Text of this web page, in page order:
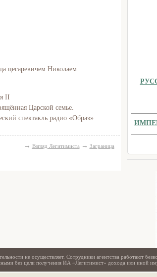
цесаревичем Николаем
II
Царской семье.
спектакль радио «Образ»
→ Взгляд Легитимиста → Заграница
не осуществляет. Сотрудники агентства работают
без цели получения ИА «Легитимист» дохода или иной